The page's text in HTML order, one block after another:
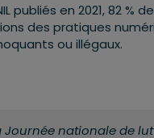
publiés en 2021, 82 %
des pratiques
ou illégaux.
Journée nationale de